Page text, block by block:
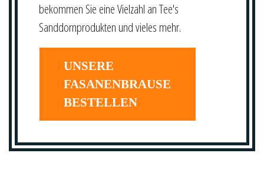
bekommen Sie eine Vielzahl an Tee's
Sanddornprodukten und vieles mehr.
UNSERE
FASANENBRAUSE
BESTELLEN